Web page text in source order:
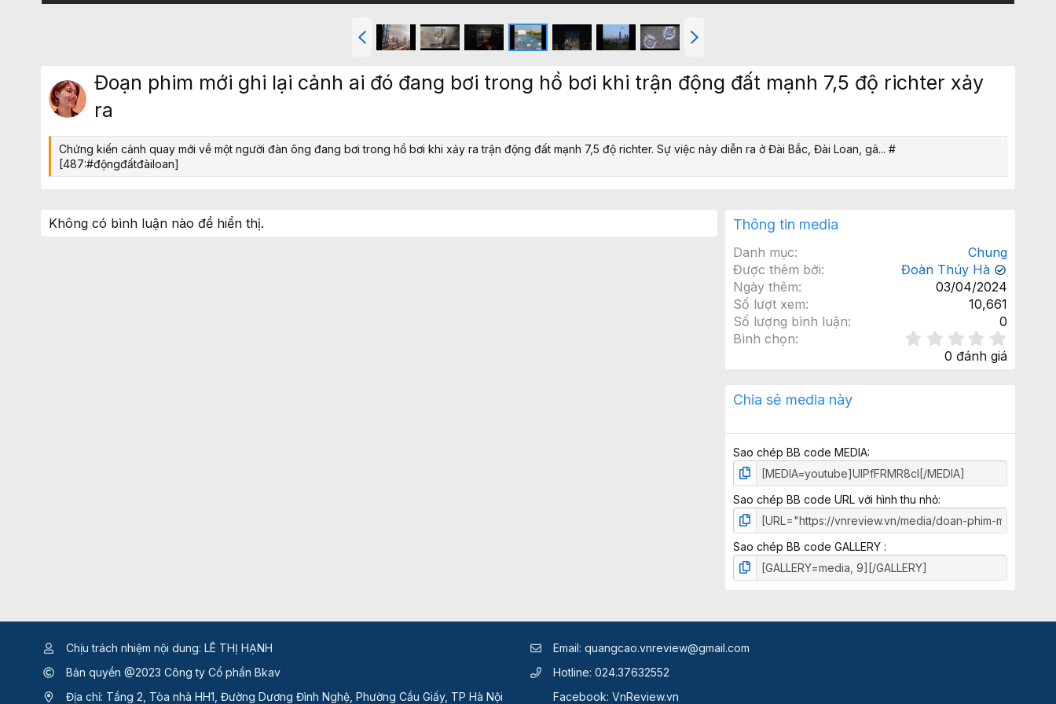
r
ớ
c
i
p
Đoạn phim mới ghi lại cảnh ai đó đang bơi trong hồ bơi khi trận động đất mạnh 7,5 độ richter xảy
ra
Chứng kiến cảnh quay mới về một người đàn ông đang bơi trong hồ bơi khi xảy ra trận động đất mạnh 7,5 độ richter. Sự việc này diễn ra ở Đài Bắc, Đài Loan, gâ... #
[487:#độngđấtđàiloan]
Không có bình luận nào để hiển thị. Thông tin media
Danh mục
Chung
Được thêm bởi
Đoàn Thúy Hà ✔
Ngày thêm
03/04/2024
Số lượt xem
10,661
Số lượng bình luận
0
Bình chọn
.
0
g
0 đánh giá
Chia sẻ media này
Sao chép BB code MEDIA
Sao chép BB code URL với hình thu nhỏ
Sao chép BB code GALLERY
Chịu trách nhiệm nội dung: LÊ THỊ HẠNH
Bản quyền @2023 Công ty Cổ phần Bkav
Địa chỉ: Tầng 2, Tòa nhà HH1, Đường Dương Đình Nghệ, Phường Cầu Giấy, TP Hà Nội
Email: quangcao.vnreview@gmail.com
Hotline: 024.37632552
Facebook: VnReview.vn